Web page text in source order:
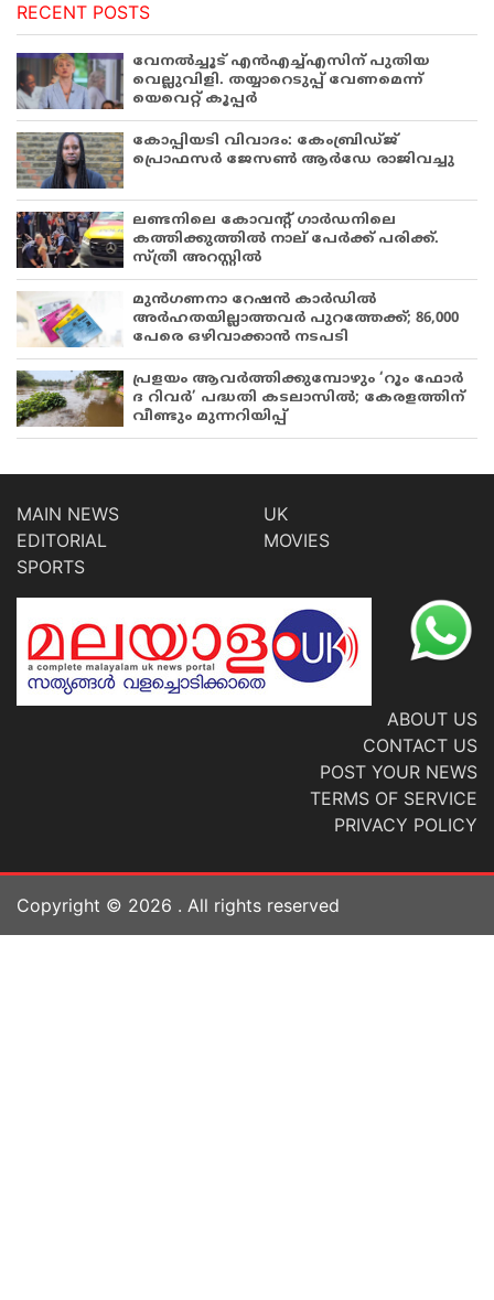
RECENT POSTS
വേനൽച്ചൂട് എൻഎച്ച്എസിന് പുതിയ
വെല്ലുവിളി. തയ്യാറെടുപ്പ് വേണമെന്ന്
യെവെറ്റ് കൂപ്പർ
കോപ്പിയടി വിവാദം: കേംബ്രിഡ്ജ്
പ്രൊഫസർ ജേസൺ ആർഡേ രാജിവച്ചു
ലണ്ടനിലെ കോവന്റ് ഗാർഡനിലെ
കത്തിക്കുത്തിൽ നാല് പേർക്ക് പരിക്ക്.
സ്ത്രീ അറസ്റ്റിൽ
മുൻഗണനാ റേഷൻ കാർഡിൽ
അർഹതയില്ലാത്തവർ പുറത്തേക്ക്; 86,000
പേരെ ഒഴിവാക്കാൻ നടപടി
പ്രളയം ആവർത്തിക്കുമ്പോഴും ‘റൂം ഫോർ
ദ റിവർ’ പദ്ധതി കടലാസിൽ; കേരളത്തിന്
വീണ്ടും മുന്നറിയിപ്പ്
MAIN NEWS
EDITORIAL
SPORTS
UK
MOVIES
ABOUT US
CONTACT US
POST YOUR NEWS
TERMS OF SERVICE
PRIVACY POLICY
Copyright © 2026 . All rights reserved